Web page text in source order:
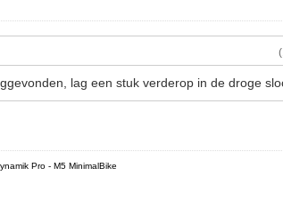
lag een stuk verderop in de droge
Pro - M5 MinimalBike